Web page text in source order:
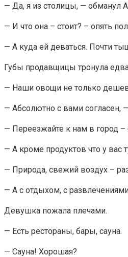
— Да, я из столицы, — обманул
— И что она – стоит? – опять
— А куда ей деваться. Почти
Губы продавщицы тронула
— Наши овощи не только
— Абсолютно с вами согласен,
— Переезжайте к нам в город –
— А кроме продуктов что у вас
— Природа, свежий воздух –
— А с отдыхом, с
Девушка пожала плечами.
— Есть рестораны, бары, сауна.
— Сауна! Хорошая?